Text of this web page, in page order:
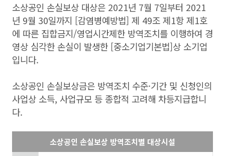
소상공인 손실보상 대상은 2021년 7월 7일부터 2021
년 9월 30일까지 [감염병예방법] 제 49조 제1항 제1호
에 따른 집합금지/영업시간제한 방역조치를 이행하여 경
영상 심각한 손실이 발생한 [중소기업기본법]상 소기업
입니다.
소상공인 손실보상금은 방역조치 수준·기간 및 신청인의
사업상 소득, 사업규모 등 종합적 고려해 차등지급합니
다.
소상공인 손실보상 방역조치별 대상시설